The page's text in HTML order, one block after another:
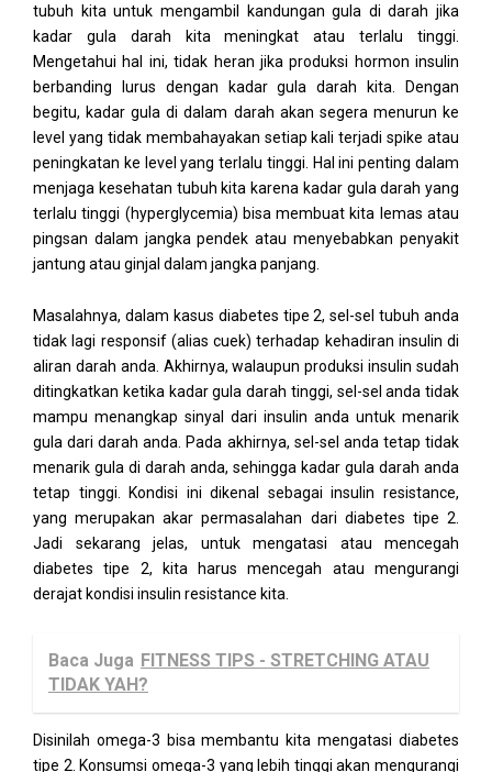
tubuh kita untuk mengambil kandungan gula di darah jika
kadar gula darah kita meningkat atau terlalu tinggi.
Mengetahui hal ini, tidak heran jika produksi hormon insulin
berbanding lurus dengan kadar gula darah kita. Dengan
begitu, kadar gula di dalam darah akan segera menurun ke
level yang tidak membahayakan setiap kali terjadi spike atau
peningkatan ke level yang terlalu tinggi. Hal ini penting dalam
menjaga kesehatan tubuh kita karena kadar gula darah yang
terlalu tinggi (hyperglycemia) bisa membuat kita lemas atau
pingsan dalam jangka pendek atau menyebabkan penyakit
jantung atau ginjal dalam jangka panjang.
Masalahnya, dalam kasus diabetes tipe 2, sel-sel tubuh anda
tidak lagi responsif (alias cuek) terhadap kehadiran insulin di
aliran darah anda. Akhirnya, walaupun produksi insulin sudah
ditingkatkan ketika kadar gula darah tinggi, sel-sel anda tidak
mampu menangkap sinyal dari insulin anda untuk menarik
gula dari darah anda. Pada akhirnya, sel-sel anda tetap tidak
menarik gula di darah anda, sehingga kadar gula darah anda
tetap tinggi. Kondisi ini dikenal sebagai insulin resistance,
yang merupakan akar permasalahan dari diabetes tipe 2.
Jadi sekarang jelas, untuk mengatasi atau mencegah
diabetes tipe 2, kita harus mencegah atau mengurangi
derajat kondisi insulin resistance kita.
Baca Juga FITNESS TIPS - STRETCHING ATAU
TIDAK YAH?
Disinilah omega-3 bisa membantu kita mengatasi diabetes
tipe 2. Konsumsi omega-3 yang lebih tinggi akan mengurangi